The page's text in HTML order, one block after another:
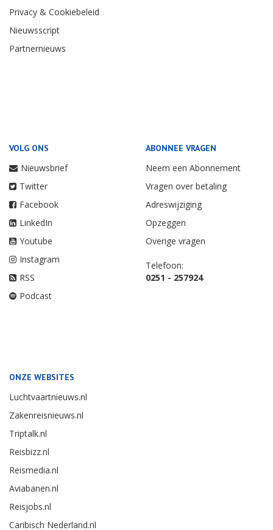
Privacy & Cookiebeleid
Nieuwsscript
Partnernieuws
VOLG ONS
Nieuwsbrief
Twitter
Facebook
LinkedIn
Youtube
Instagram
RSS
Podcast
ABONNEE VRAGEN
Neem een Abonnement
Vragen over betaling
Adreswijziging
Opzeggen
Overige vragen
Telefoon:
0251 - 257924
ONZE WEBSITES
Luchtvaartnieuws.nl
Zakenreisnieuws.nl
Triptalk.nl
Reisbizz.nl
Reismedia.nl
Aviabanen.nl
Reisjobs.nl
Caribisch Nederland.nl